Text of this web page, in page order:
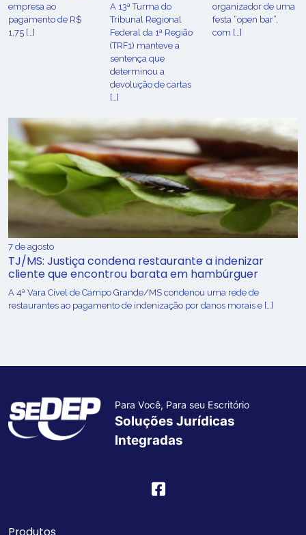
empresa ao
pagamento de R$
1,75 […]
A 13ª Turma do
Tribunal Regional
Federal da 1ª Região
(TRF1) manteve a
sentença que
determinou a
devolução de cartas
[…]
organizador de uma
festa “open bar”,
com […]
7 de agosto
TJ/MS: Justiça condena restaurante a indenizar
cliente que encontrou barata em hambúrguer
A 4ª Vara Cível de Campo Grande/MS condenou uma rede de
restaurantes ao pagamento de indenização por danos morais e […]
Para Você, Para seu Escritório
Soluções Jurídicas
Integradas
Produtos